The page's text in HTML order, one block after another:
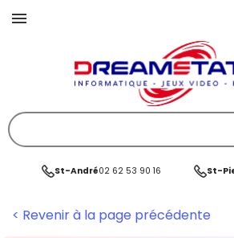
St-André02 62 53 90 16 St-
< Revenir à la page précédente